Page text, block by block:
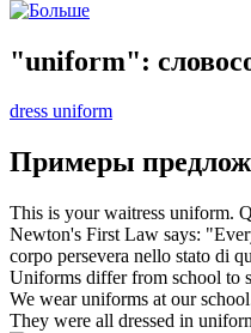
"uniform":
dress uniform
Примеры
This is your waitress uniform.
Newton's First Law says:
corpo persevera nello stato di
Uniforms differ from school to
We wearuniforms at our
They were all dressed in